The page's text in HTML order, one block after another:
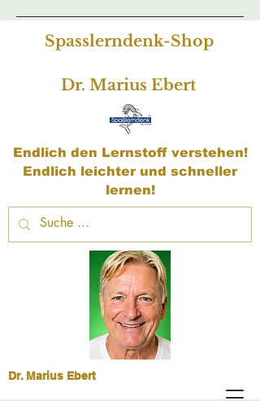
Spasslerndenk-Shop
Dr. Marius Ebert
Endlich den Lernstoff verstehen!
Endlich leichter und schneller
lernen!
Dr. Marius Ebert